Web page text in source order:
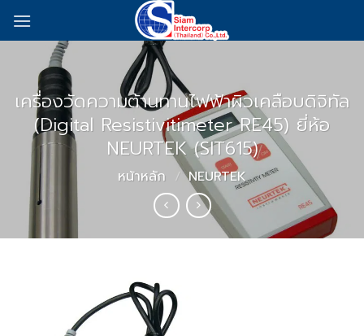
เครื่องวัดความต้านทานไฟฟ้าผิวเคลือบดิจิทัล
(Digital Resistivitimeter RE45) ยี่ห้อ
NEURTEK (SIT615)
หน้าหลัก / NEURTEK